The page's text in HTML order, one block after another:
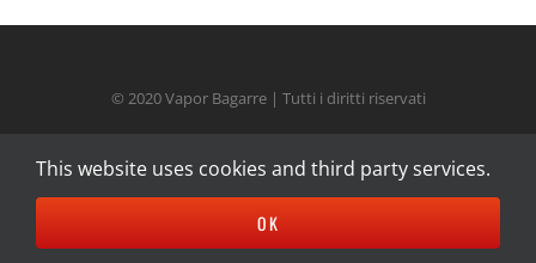
© 2020 Vapor Bagarre | Tutti i diritti riservati
FacebookInstagram
TwitchYouTube
This website uses cookies and third party services.
OK